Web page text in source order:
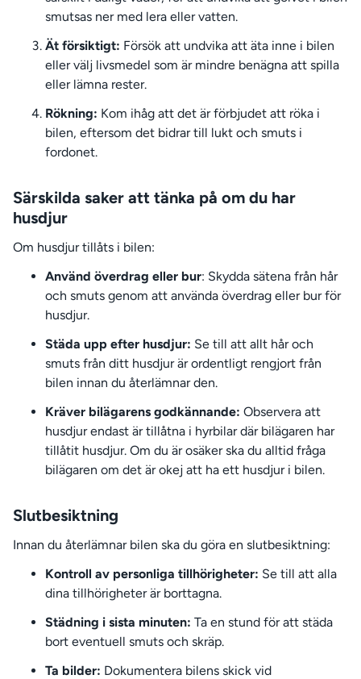
smutsas ner med lera eller vatten.
Ät försiktigt: Försök att undvika att äta inne i bilen
eller välj livsmedel som är mindre benägna att spilla
eller lämna rester.
Rökning: Kom ihåg att det är förbjudet att röka i
bilen, eftersom det bidrar till lukt och smuts i
fordonet.
Särskilda saker att tänka på om du har
husdjur
Om husdjur tillåts i bilen:
Använd överdrag eller bur: Skydda sätena från hår
och smuts genom att använda överdrag eller bur för
husdjur.
Städa upp efter husdjur: Se till att allt hår och
smuts från ditt husdjur är ordentligt rengjort från
bilen innan du återlämnar den.
Kräver bilägarens godkännande: Observera att
husdjur endast är tillåtna i hyrbilar där bilägaren har
tillåtit husdjur. Om du är osäker ska du alltid fråga
bilägaren om det är okej att ha ett husdjur i bilen.
Slutbesiktning
Innan du återlämnar bilen ska du göra en slutbesiktning:
Kontroll av personliga tillhörigheter: Se till att alla
dina tillhörigheter är borttagna.
Städning i sista minuten: Ta en stund för att städa
bort eventuell smuts och skräp.
Ta bilder: Dokumentera bilens skick vid